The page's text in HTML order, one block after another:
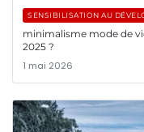
SENSIBILISATION AU
minimalisme mode de
2025 ?
1 mai 2026